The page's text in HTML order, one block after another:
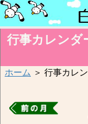
行事カレンダ
ホーム ＞ 行事カレ